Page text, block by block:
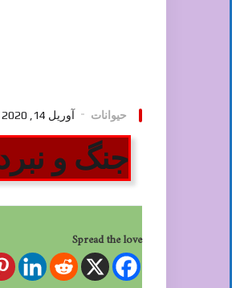
حیوانات آوریل 14, 2020
جنگ و
Spread the love